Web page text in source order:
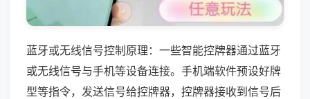
蓝牙或无线信号控制原理：一些智能控牌器通过蓝牙
或无线信号与手机等设备连接。手机端软件预设好牌
型等指令，发送信号给控牌器，控牌器接收到信号后